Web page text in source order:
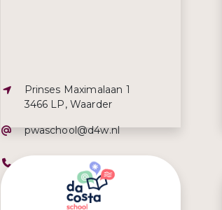
Adres:
Prinses Maximalaan 1
3466 LP, Waarder
E-mailadres:
pwaschool@d4w.nl
Telefoonnummer: